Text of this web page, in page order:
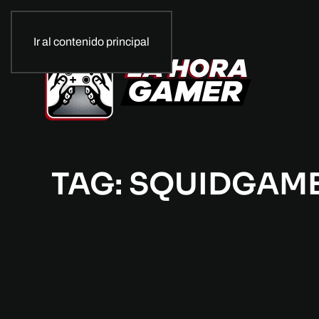
Ir al contenido principal
TAG: